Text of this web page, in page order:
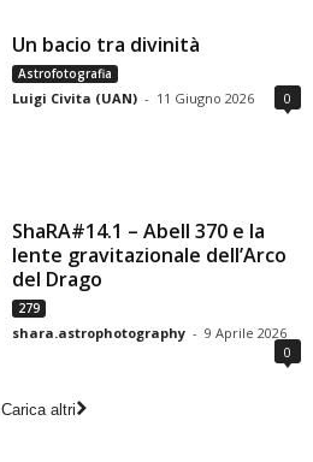
Un bacio tra divinità
Astrofotografia
Luigi Civita (UAN) - 11 Giugno 2026 0
ShaRA#14.1 – Abell 370 e la
lente gravitazionale dell’Arco
del Drago
279
shara.astrophotography - 9 Aprile 2026
0
Carica altri